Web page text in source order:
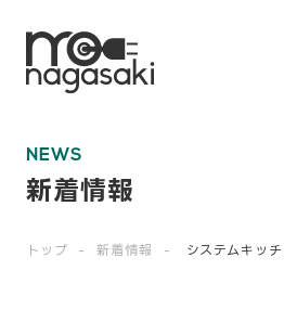
NEWS
新着情報
トップ 新着情報 システムキッチ